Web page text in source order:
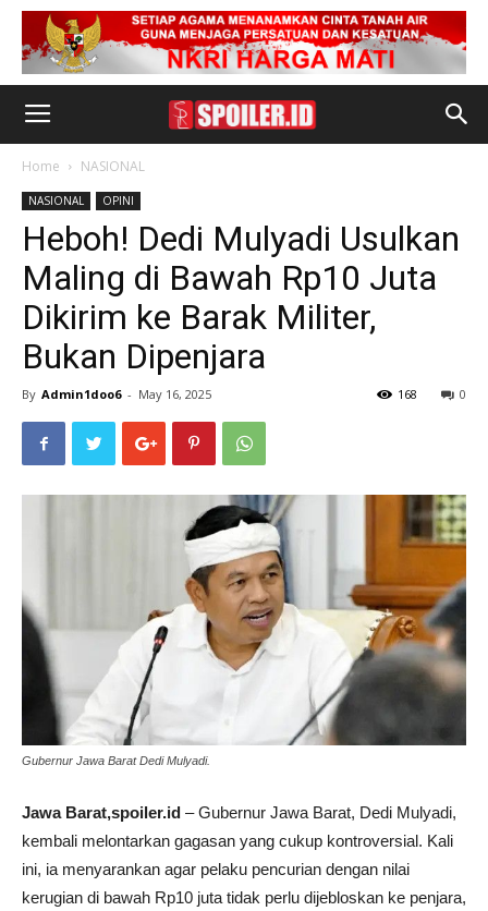
Home NASIONAL
NASIONAL OPINI
Heboh! Dedi Mulyadi Usulkan
Maling di Bawah Rp10 Juta
Dikirim ke Barak Militer,
Bukan Dipenjara
By Admin1doo6 - May 16, 2025 0
168
Gubernur Jawa Barat Dedi Mulyadi.
Jawa Barat,spoiler.id – Gubernur Jawa Barat, Dedi Mulyadi,
kembali melontarkan gagasan yang cukup kontroversial. Kali
ini, ia menyarankan agar pelaku pencurian dengan nilai
kerugian di bawah Rp10 juta tidak perlu dijebloskan ke penjara,